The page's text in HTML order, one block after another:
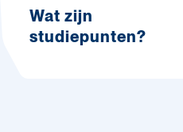
Wat zijn
studiepunten?